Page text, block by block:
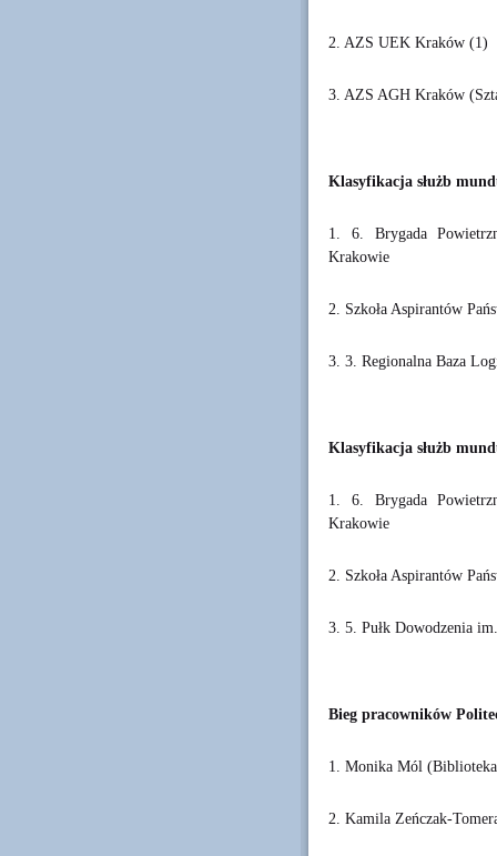
2. AZS UEK Kraków (1)
3. AZS AGH Kraków
Klasyfikacja służb
1. 6. Brygada
Krakowie
2. Szkoła Aspirantów
3. 3. Regionalna Baza
Klasyfikacja służb
1. 6. Brygada
Krakowie
2. Szkoła Aspirantów
3. 5. Pułk Dowodzenia
Bieg pracowników
1. Monika Mól
2. Kamila Zeńczak-